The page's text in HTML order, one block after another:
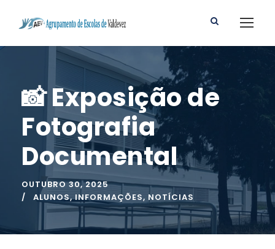
📸 Exposição de
Fotografia
Documental
OUTUBRO 30, 2025
ALUNOS, INFORMAÇÕES, NOTÍCIAS